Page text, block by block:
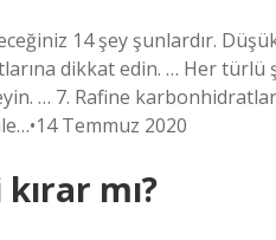
14 şey şunlardır.
dikkat edin. … Her türlü
… 7. Rafine
Temmuz 2020
mı?